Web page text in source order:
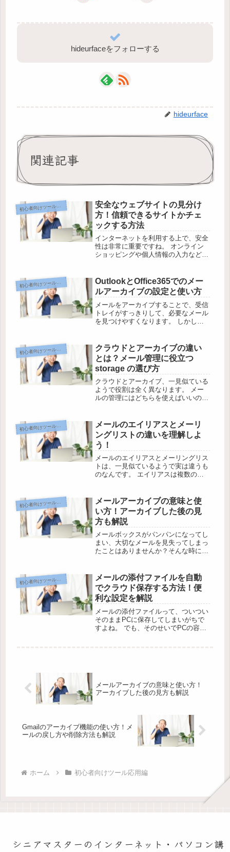
hideurfaceをフォローする
hideurface
関連記事
初
心者向けツール応用編
安全なウェブサイトの見分け
方！信頼できるサイトかチェ
ックする方法
インターネットを利用する上で、安全
性は非常に重要ですね。 オンライン
ショッピングや個人情報の入力など、
見分けることは欠かせません。 しか
し、一見安全そうに見えるサイトで
も、...
初
心者向けツール応用編
OutlookとOffice365でのメー
ルアーカイブの設定と使い方
メールをアーカイブすることで、受信
トレイがすっきりして、必要なメール
を見つけやすくなります。 しかし、
でしょうか。 この記事では、Outlook
とOffice365をお使い...
初
心者向けツール応用編
クラウドとアーカイブの違い
とは？メール管理に役立つ
storage の選び方
クラウドとアーカイブ、一見似ている
ようで役割は全く異なります。 メー
ルの管理にはどちらを使えばいいので
です。 この記事では、クラウドとア
ーカイブの違いを詳しく解説しなが
ら、...
初
心者向けツール応用編
メールのエイリアスとメーリ
ングリストの違いを理解しよ
う！
メールのエイリアスとメーリングリス
トは、一見似ているようで実は違うも
のなんです。 エイリアスは複数のメ
にメールを配信するシステムのことを
指します。 この2つの違いを理解して
い...
初
心者向けツール応用編
メールアーカイブの意味と使
い方！アーカイブした後の見
方も解説
メールボックスがパンパンになってし
まい、大切なメールを見失ってしまっ
たことはありませんか？そんな時に役
カイブの意味や目的、具体的な使い
方、アーカイブ後のメールの見方、そ
して...
初
心者向けツール応用編
メールの添付ファイルを自動
でクラウド保存する方法！便
利な設定を解説
メールの添付ファイルって、ついつい
そのままPCに保存してしまいがちで
すよね。 でも、そのせいでPCの容量
メールアーカイブの意味と使い方！
アーカイブした後の見方も解説
Gmailのアーカイブ機能の使い方！メ
ールの戻し方や削除方法も解説
ホーム 初心者向けツール応用編
シニアマスターのインターネット・パソコン講